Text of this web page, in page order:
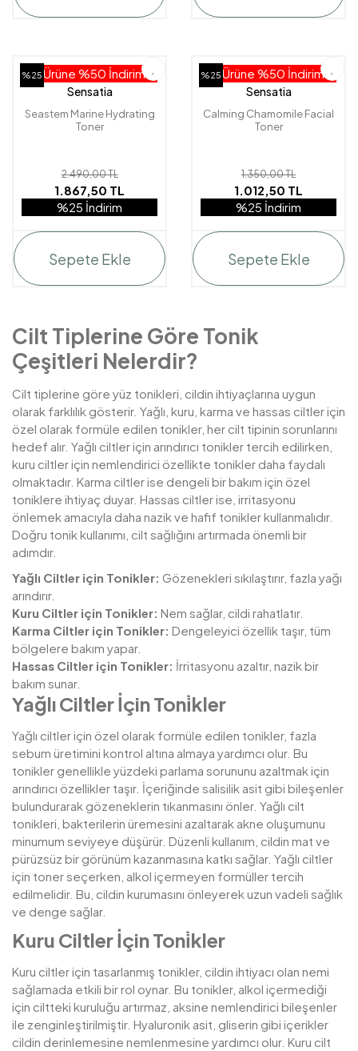
%25
2. Ürüne %50 İndirim!
Sensatia
Seastem Marine Hydrating
Toner
2.490,00 TL
1.867,50 TL
%25 İndirim
Sepete Ekle
%25
2. Ürüne %50 İndirim!
Sensatia
Calming Chamomile Facial
Toner
1.350,00 TL
1.012,50 TL
%25 İndirim
Sepete Ekle
Cilt Tiplerine Göre Tonik
Çeşitleri Nelerdir?
Cilt tiplerine göre yüz tonikleri, cildin ihtiyaçlarına uygun
olarak farklılık gösterir. Yağlı, kuru, karma ve hassas ciltler için
özel olarak formüle edilen tonikler, her cilt tipinin sorunlarını
hedef alır. Yağlı ciltler için arındırıcı tonikler tercih edilirken,
kuru ciltler için nemlendirici özellikte tonikler daha faydalı
olmaktadır. Karma ciltler ise dengeli bir bakım için özel
toniklere ihtiyaç duyar. Hassas ciltler ise, irritasyonu
önlemek amacıyla daha nazik ve hafif tonikler kullanmalıdır.
Doğru tonik kullanımı, cilt sağlığını artırmada önemli bir
adımdır.
Yağlı Ciltler için Tonikler: Gözenekleri sıkılaştırır, fazla yağı
arındırır.
Kuru Ciltler için Tonikler: Nem sağlar, cildi rahatlatır.
Karma Ciltler için Tonikler: Dengeleyici özellik taşır, tüm
bölgelere bakım yapar.
Hassas Ciltler için Tonikler: İrritasyonu azaltır, nazik bir
bakım sunar.
Yağlı Ciltler İçin Toni̇kler
Yağlı ciltler için özel olarak formüle edilen tonikler, fazla
sebum üretimini kontrol altına almaya yardımcı olur. Bu
tonikler genellikle yüzdeki parlama sorununu azaltmak için
arındırıcı özellikler taşır. İçeriğinde salisilik asit gibi bileşenler
bulundurarak gözeneklerin tıkanmasını önler. Yağlı cilt
tonikleri, bakterilerin üremesini azaltarak akne oluşumunu
minumum seviyeye düşürür. Düzenli kullanım, cildin mat ve
pürüzsüz bir görünüm kazanmasına katkı sağlar. Yağlı ciltler
için toner seçerken, alkol içermeyen formüller tercih
edilmelidir. Bu, cildin kurumasını önleyerek uzun vadeli sağlık
ve denge sağlar.
Kuru Ciltler İçin Toni̇kler
Kuru ciltler için tasarlanmış tonikler, cildin ihtiyacı olan nemi
sağlamada etkili bir rol oynar. Bu tonikler, alkol içermediği
için ciltteki kuruluğu artırmaz, aksine nemlendirici bileşenler
ile zenginleştirilmiştir. Hyaluronik asit, gliserin gibi içerikler
cildin derinlemesine nemlenmesine yardımcı olur. Kuru cilt